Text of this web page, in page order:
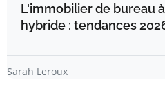
L'immobilier de bureau
hybride : tendances
Sarah Leroux